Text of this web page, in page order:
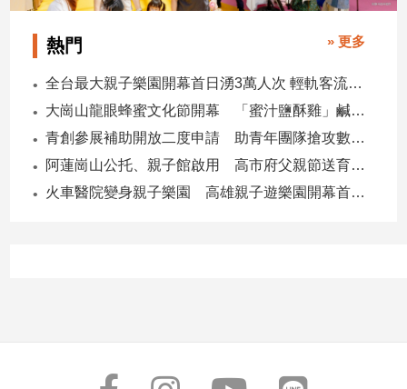
物
音
專
區
熱門 » 更多
全台最大親子樂園開幕首日湧3萬人次 輕軌客流增20倍
大崗山龍眼蜂蜜文化節開幕 「蜜汁鹽酥雞」鹹甜跨界搶話題
青創參展補助開放二度申請 助青年團隊搶攻數位轉型商機
阿蓮崗山公托、親子館啟用 高市府父親節送育兒暖禮
火車醫院變身親子樂園 高雄親子遊樂園開幕首日爆棚